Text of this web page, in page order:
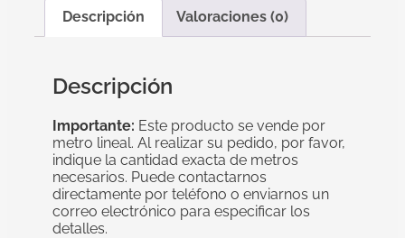
Descripción Valoraciones (0)
Descripción
Importante: Este producto se vende por
metro lineal. Al realizar su pedido, por favor,
indique la cantidad exacta de metros
necesarios. Puede contactarnos
directamente por teléfono o enviarnos un
correo electrónico para especificar los
detalles.